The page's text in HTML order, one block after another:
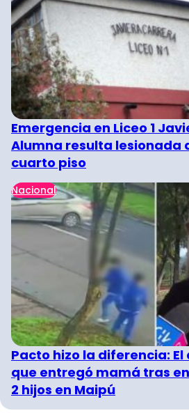
Emergencia en Liceo 1
Alumna resulta lesionada
cuarto piso
Nacional
Pacto hizo la diferencia:
que entregó mamá tras
2 hijos en Maipú